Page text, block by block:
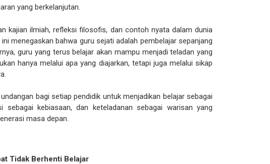
yang berkelanjutan.
kajian ilmiah, refleksi filosofis, dan contoh nyata dalam dunia
ini menegaskan bahwa guru sejati adalah pembelajar sepanjang
guru yang terus belajar akan mampu menjadi teladan yang
hanya melalui apa yang diajarkan, tetapi juga melalui sikap
bagi setiap pendidik untuk menjadikan belajar sebagai
sebagai kebiasaan, dan keteladanan sebagai warisan yang
masa depan.
Tidak Berhenti Belajar